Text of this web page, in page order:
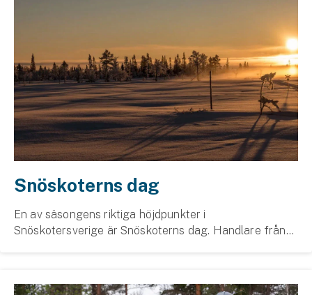
Snöskoterns dag
En av säsongens riktiga höjdpunkter i
Snöskotersverige är Snöskoterns dag. Handlare från